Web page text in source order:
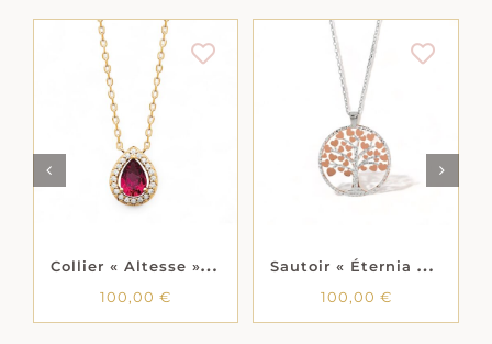
C
ollier « Altesse » – Oxydes de zirconium – Plaqué or
100,00€
AJOUTER AU
PANIER
/
S
autoir « Éternia » – Argent rhodié
100,00 €
AJOUTER AU
PANIER
/